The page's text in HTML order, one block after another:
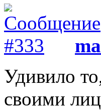
Удивило
своими